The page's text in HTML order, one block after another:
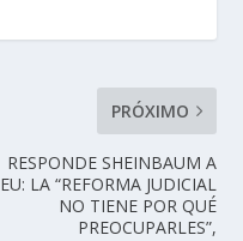
PRÓXIMO
RESPONDE SHEINBAUM A
EU: LA “REFORMA JUDICIAL
NO TIENE POR QUÉ
PREOCUPARLES”,